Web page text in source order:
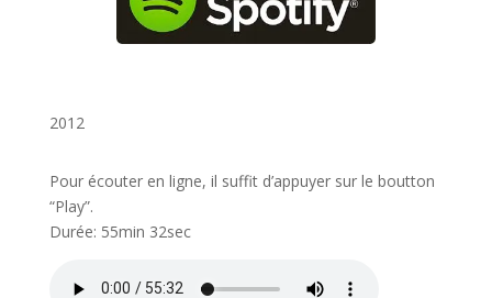
2012
Pour écouter en ligne, il suffit d’appuyer sur le boutton
“Play”.
Durée: 55min 32sec